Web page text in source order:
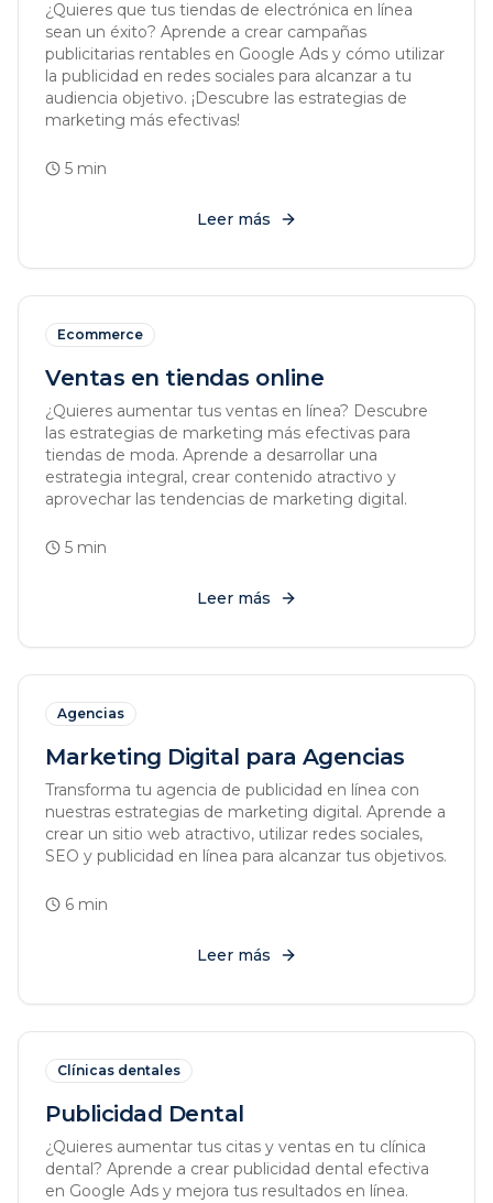
¿Quieres que tus tiendas de electrónica en línea
sean un éxito? Aprende a crear campañas
publicitarias rentables en Google Ads y cómo utilizar
la publicidad en redes sociales para alcanzar a tu
audiencia objetivo. ¡Descubre las estrategias de
marketing más efectivas!
5 min
Leer más
Ecommerce
Ventas en tiendas online
¿Quieres aumentar tus ventas en línea? Descubre
las estrategias de marketing más efectivas para
tiendas de moda. Aprende a desarrollar una
estrategia integral, crear contenido atractivo y
aprovechar las tendencias de marketing digital.
5 min
Leer más
Agencias
Marketing Digital para Agencias
Transforma tu agencia de publicidad en línea con
nuestras estrategias de marketing digital. Aprende a
crear un sitio web atractivo, utilizar redes sociales,
SEO y publicidad en línea para alcanzar tus objetivos.
6 min
Leer más
Clínicas dentales
Publicidad Dental
¿Quieres aumentar tus citas y ventas en tu clínica
dental? Aprende a crear publicidad dental efectiva
en Google Ads y mejora tus resultados en línea.